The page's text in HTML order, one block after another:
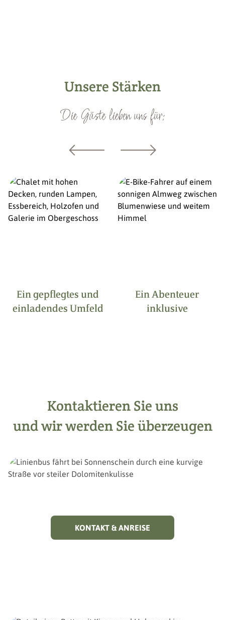
Unsere Stärken
Die Gäste lieben uns für:
Ein gepflegtes und
einladendes Umfeld
Ein Abenteuer
inklusive
Kontaktieren Sie uns
und wir werden Sie überzeugen
KONTAKT & ANREISE